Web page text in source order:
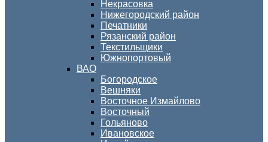
Некрасовка
Нижегородский район
Печатники
Рязанский район
Текстильщики
Южнопортовый
ВАО
Богородское
Вешняки
Восточное Измайлово
Восточный
Гольяново
Ивановское